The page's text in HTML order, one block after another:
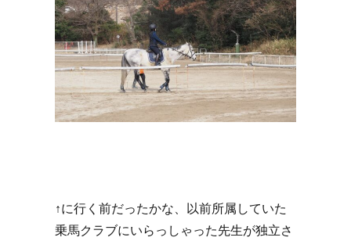
↑に行く前だったかな、以前所属していた
乗馬クラブにいらっしゃった先生が独立さ